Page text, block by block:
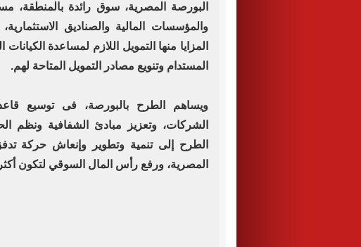
البورصة المصرية، سوق رائدة بالمنطقة،
والمؤسسات المالية والصناديق
المزايا منها التمويل اللازم لمساعدة
المستدام وتنويع مصادر التمويل المتاحة لهم.
ويساهم الطرح بالبورصة، فى توسيع
الشركات، وتعزيز مبادئ الشفافية ونظم
الطرح إلى تنمية وتطوير وإنعاش حركة
المصرية، ورفع رأس المال السوقي لتكون